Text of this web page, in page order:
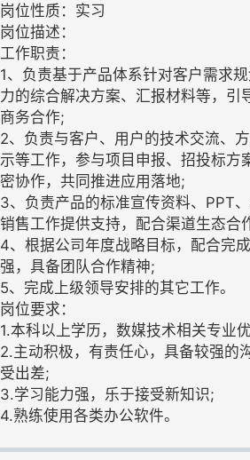
岗位性质：实习
岗位描述：
工作职责：
1、负责基于产品体系针对客户需求
力的综合解决方案、汇报材料等，引
商务合作;
2、负责与客户、用户的技术交流、
示等工作，参与项目申报、招投标方
密协作，共同推进应用落地;
3、负责产品的标准宣传资料、PPT
销售工作提供支持，配合渠道生态合
4、根据公司年度战略目标，配合完
强，具备团队合作精神;
5、完成上级领导安排的其它工作。
岗位要求：
1.本科以上学历，数媒技术相关专业
2.主动积极，有责任心，具备较强的
受出差;
3.学习能力强，乐于接受新知识;
4.熟练使用各类办公软件。